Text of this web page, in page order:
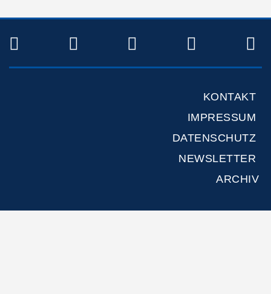
TWITTERFACEBOOKINSTAGRAM
KONTAKT
IMPRESSUM
DATENSCHUTZ
NEWSLETTER
ARCHIV